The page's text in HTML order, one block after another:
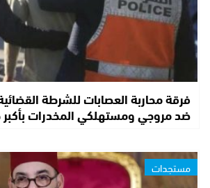
فرقة محاربة العصابات للشرطة
ضد مروجي ومستهلكي المخدرات
مستجدات